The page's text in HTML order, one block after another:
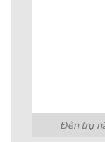
Đèn trụ